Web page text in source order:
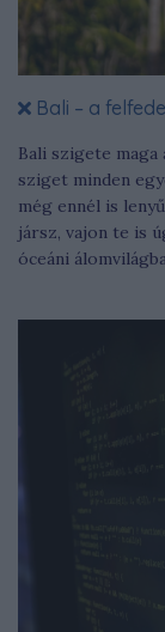
Bali – a
Bali szigete
sziget minden
még ennél is
jársz, vajon te is
óceáni